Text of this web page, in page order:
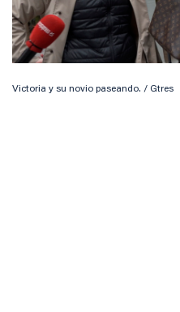
Victoria y su novio paseando. / Gtres